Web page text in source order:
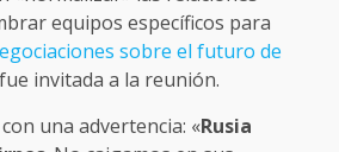
equipos específicos para
sobre el futuro de
invitada a la reunión.
una advertencia: «Rusia